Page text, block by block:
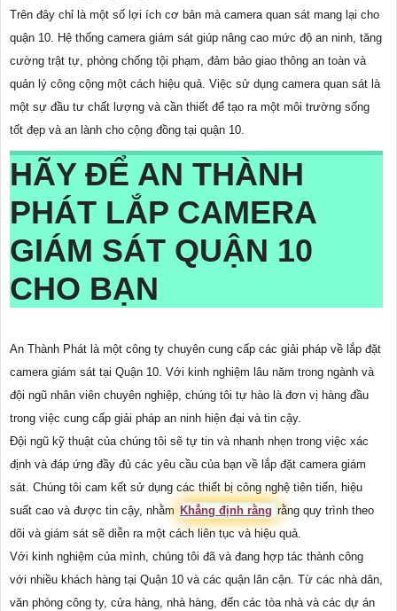
Trên đây chỉ là một số lợi ích cơ bản mà camera quan sát mang lại cho
quận 10. Hệ thống camera giám sát giúp nâng cao mức độ an ninh, tăng
cường trật tự, phòng chống tội phạm, đảm bảo giao thông an toàn và
quản lý công cộng một cách hiệu quả. Việc sử dụng camera quan sát là
một sự đầu tư chất lượng và cần thiết để tạo ra một môi trường sống
tốt đẹp và an lành cho cộng đồng tại quận 10.
HÃY ĐỂ AN THÀNH
PHÁT LẮP CAMERA
GIÁM SÁT QUẬN 10
CHO BẠN
An Thành Phát là một công ty chuyên cung cấp các giải pháp về lắp đặt
camera giám sát tại Quận 10. Với kinh nghiệm lâu năm trong ngành và
đội ngũ nhân viên chuyên nghiệp, chúng tôi tự hào là đơn vị hàng đầu
trong việc cung cấp giải pháp an ninh hiện đại và tin cậy.
Đội ngũ kỹ thuật của chúng tôi sẽ tự tin và nhanh nhẹn trong việc xác
định và đáp ứng đầy đủ các yêu cầu của bạn về lắp đặt camera giám
sát. Chúng tôi cam kết sử dụng các thiết bị công nghệ tiên tiến, hiệu
suất cao và được tin cậy, nhằm Khẳng định rằng rằng quy trình theo
dõi và giám sát sẽ diễn ra một cách liên tục và hiệu quả.
Với kinh nghiệm của mình, chúng tôi đã và đang hợp tác thành công
với nhiều khách hàng tại Quận 10 và các quận lân cận. Từ các nhà dân,
văn phòng công ty, cửa hàng, nhà hàng, đến các tòa nhà và các dự án